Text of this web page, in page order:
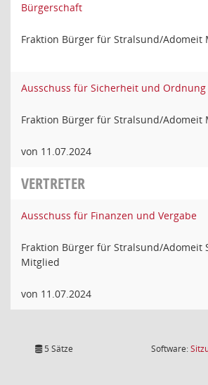
Bürgerschaft
Fraktion Bürger für Stralsund/Adomeit
Ausschuss für Sicherheit und Ordnung
Fraktion Bürger für Stralsund/Adomeit
von 11.07.2024
VERTRETER
Ausschuss für Finanzen und Vergabe
Fraktion Bürger für Stralsund/Adomeit
Mitglied
von 11.07.2024
5 Sätze Software: